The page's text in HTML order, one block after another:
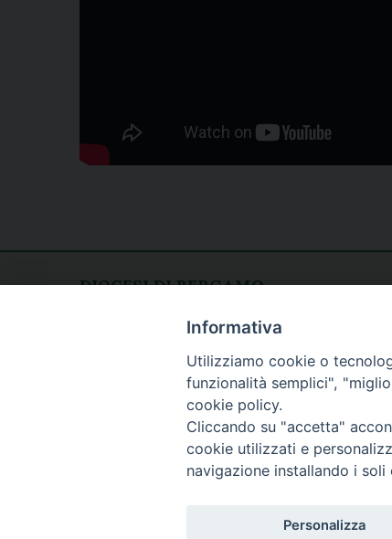
DIOCESI DI BERGAMO
CURIA DIOCESANA
fax: 035/278.250
Apertura al pubblico
lunedì - venerdì
h. 08.30 - 12.30
Informativa
Utilizziamo cookie o
funzionalità semplici",
cookie policy.
Cliccando su "accetta"
cookie utilizzati e
navigazione installando i
Personalizza